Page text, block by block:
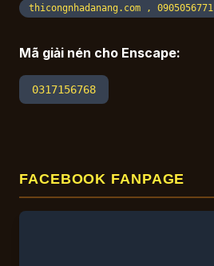
thicongnhadanang.com , 0905056771
Mã giải nén cho Enscape:
0317156768
FACEBOOK FANPAGE